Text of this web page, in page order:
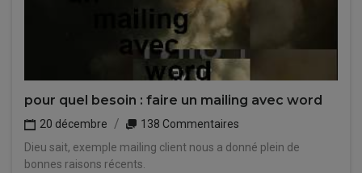
pour quel besoin : faire un mailing avec word
20 décembre
138 Commentaires
Dieu sait, exemple mailing client nous a donné plein de
bonnes raisons récents.